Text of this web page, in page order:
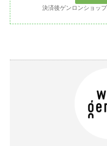
決済後ゲンロンショッ